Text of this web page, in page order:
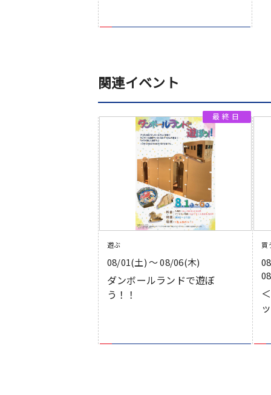
関連イベント
遊ぶ
08/01(土) 〜 08/06(木)
ダンボールランドで遊ぼ
う！！
買